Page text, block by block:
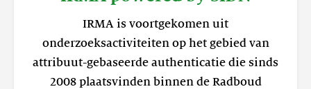
IRMA is voortgekomen uit
onderzoeksactiviteiten op het gebied van
attribuut-gebaseerde authenticatie die sinds
2008 plaatsvinden binnen de Radboud